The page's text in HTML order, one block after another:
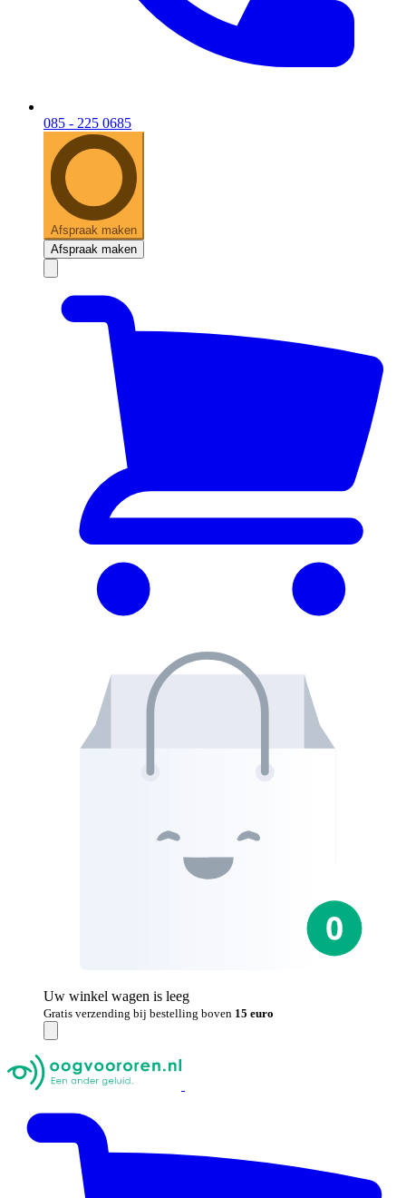
085 - 225 0685
Afspraak maken
Afspraak maken
Uw winkel wagen is leeg
Gratis verzending bij bestelling boven 15 euro